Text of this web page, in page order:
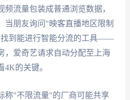
流量包装成普通浏览数据，
当朋友询问"映客直播地区限制
找到能进行智能分流的工具——
，爱奇艺请求自动分配至上海
的关键。
称"不限流量"的厂商可能共享